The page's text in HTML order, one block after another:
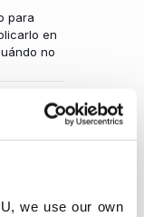
we use our own
para
en
no
2026